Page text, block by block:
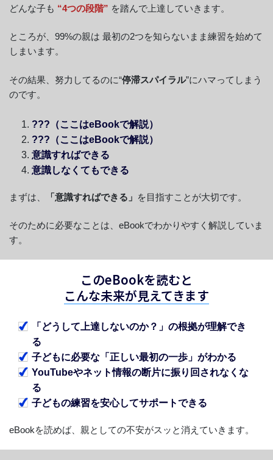
どんな子も “4つの段階” を踏んで上達していきます。
ところが、99%の親は 最初の2つを知らないまま練習を始めて
しまいます。
その結果、努力してるのに“停滞スパイラル”にハマってしまう
のです。
???（ここはeBookで解説）
???（ここはeBookで解説）
意識すればできる
意識しなくてもできる
まずは、 「意識すればできる」 を目指すことが大切です。
そのために必要なことは、eBookでわかりやすく解説していま
す。
このeBookを読むと
こんな未来が見えてきます
「どうして上達しないのか？」の根拠が理解でき
る
子どもに必要な「正しい最初の一歩」がわかる
YouTubeやネット情報の断片に振り回されなくな
る
子どもの練習を安心してサポートできる
eBookを読めば、親としての不安がスッと消えていきます。